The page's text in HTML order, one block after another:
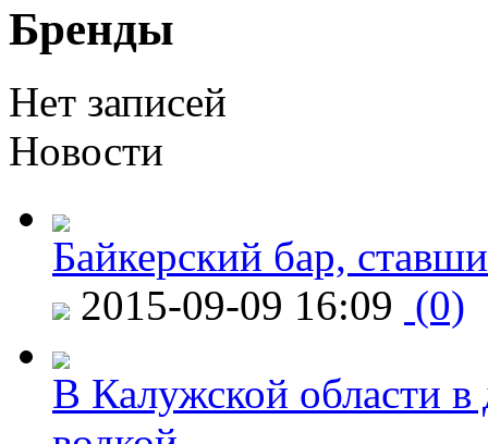
Бренды
Нет записей
Новости
Байкерский бар,
2015-09-09 16:09 (0)
В Калужской области в